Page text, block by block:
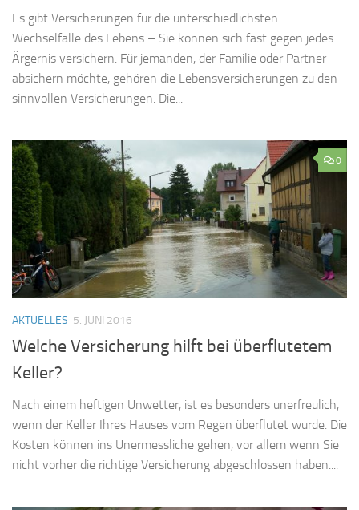
Es gibt Versicherungen für die unterschiedlichsten
Wechselfälle des Lebens – Sie können sich fast gegen jedes
Ärgernis versichern. Für jemanden, der Familie oder Partner
absichern möchte, gehören die Lebensversicherungen zu den
sinnvollen Versicherungen. Die...
0
AKTUELLES 5. JUNI 2016
Welche Versicherung hilft bei überflutetem
Keller?
Nach einem heftigen Unwetter, ist es besonders unerfreulich,
wenn der Keller Ihres Hauses vom Regen überflutet wurde. Die
Kosten können ins Unermessliche gehen, vor allem wenn Sie
nicht vorher die richtige Versicherung abgeschlossen haben....